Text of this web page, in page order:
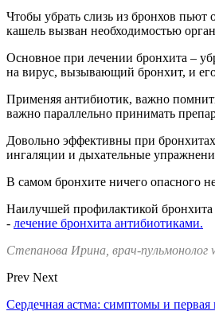
Чтобы убрать слизь из бронхов
кашель вызван необходимостью
Основное при лечении бронхита –
на вирус, вызывающий бронхит, и
Применяя антибиотик, важно
важно параллельно принимать
Довольно эффективны при
ингаляции и дыхательные
В самом бронхите ничего опасного
Наилучшей профилактикой бронхита
- лечение бронхита антибиотиками.
Степанова Ирина, врач-пульмонолог
Prev Next
Сердечная астма: симптомы и